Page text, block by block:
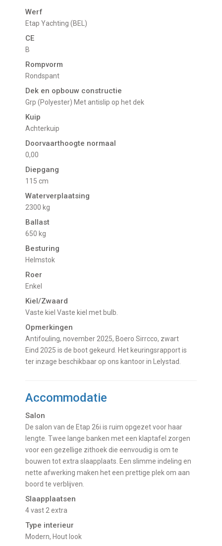
Werf
Etap Yachting (BEL)
CE
B
Rompvorm
Rondspant
Dek en opbouw constructie
Grp (Polyester) Met antislip op het dek
Kuip
Achterkuip
Doorvaarthoogte normaal
0,00
Diepgang
115 cm
Waterverplaatsing
2300 kg
Ballast
650 kg
Besturing
Helmstok
Roer
Enkel
Kiel/Zwaard
vaste kiel Vaste kiel met bulb.
Opmerkingen
Antifouling, november 2025, Boero Sirrcco, zwart
Eind 2025 is de boot gekeurd. Het keuringsrapport is
ter inzage beschikbaar op ons kantoor in Lelystad.
Accommodatie
Salon
De salon van de Etap 26i is ruim opgezet voor haar
lengte. Twee lange banken met een klaptafel zorgen
voor een gezellige zithoek die eenvoudig is om te
bouwen tot extra slaapplaats. Een slimme indeling en
nette afwerking maken het een prettige plek om aan
boord te verblijven.
Slaapplaatsen
4 vast 2 extra
Type interieur
Modern, Hout look